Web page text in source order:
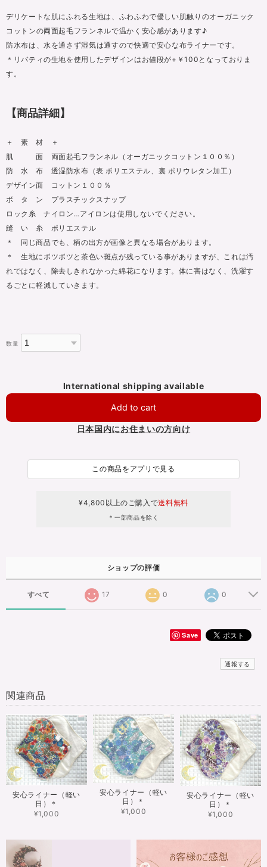
デリケートな肌にふれる生地は、ふわふわで優しい肌触りのオーガニック
コットンの両面起毛フランネルで温かく安心感があります♪
防水布は、水を通さず湿気は通すので快適で安心な布ライナーです。
＊リバティの生地を使用したデザインはお値段が+￥100となっておりま
す。
【商品詳細】
＋ 素 材 ＋
肌 面 両面起毛フランネル（オーガニックコットン１００％）
防 水 布 透湿防水布（表 ポリエステル、裏 ポリウレタン加工）
デザイン面 コットン１００％
ボ タ ン プラスチックスナップ
ロック糸 ナイロン…アイロンは使用しないでください。
縫 い 糸 ポリエステル
＊ 同じ商品でも、柄の出方が画像と異なる場合があります。
＊ 生地にポツポツと茶色い斑点が残っている事がありますが、これは汚
れではなく、除去しきれなかった綿花になります。体に害はなく、洗濯す
るごとに軽減していきます。
数量
International shipping available
Add to cart
日本国内にお住まいの方向け
この商品をアプリで見る
¥4,800以上のご購入で送料無料
＊一部商品を除く
ショップの評価
すべて 17 0 0
Save
通報する
関連商品
安心ライナー（軽い
日）＊
¥1,000
安心ライナー（軽い
日）＊
¥1,000
安心ライナー（軽い
日）＊
¥1,000